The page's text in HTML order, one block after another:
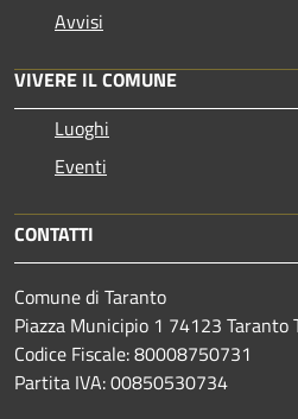
Avvisi
VIVERE IL COMUNE
Luoghi
Eventi
CONTATTI
Comune di Taranto
Piazza Municipio 1 74123
Codice Fiscale: 80008750731
Partita IVA: 00850530734